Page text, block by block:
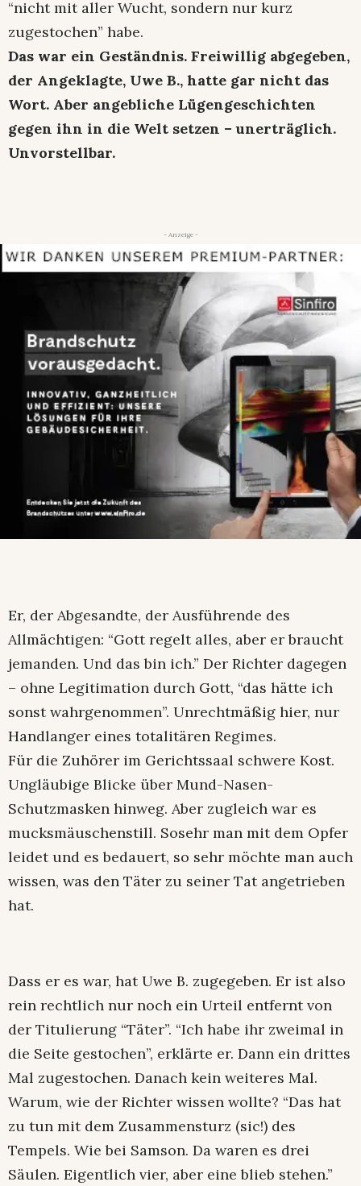
“nicht mit aller Wucht, sondern nur kurz
zugestochen” habe.
Das war ein Geständnis. Freiwillig abgegeben,
der Angeklagte, Uwe B., hatte gar nicht das
Wort. Aber angebliche Lügengeschichten
gegen ihn in die Welt setzen – unerträglich.
Unvorstellbar.
- Anzeige -
Er, der Abgesandte, der Ausführende des
Allmächtigen: “Gott regelt alles, aber er braucht
jemanden. Und das bin ich.” Der Richter dagegen
– ohne Legitimation durch Gott, “das hätte ich
sonst wahrgenommen”. Unrechtmäßig hier, nur
Handlanger eines totalitären Regimes.
Für die Zuhörer im Gerichtssaal schwere Kost.
Ungläubige Blicke über Mund-Nasen-
Schutzmasken hinweg. Aber zugleich war es
mucksmäuschenstill. Sosehr man mit dem Opfer
leidet und es bedauert, so sehr möchte man auch
wissen, was den Täter zu seiner Tat angetrieben
hat.
Dass er es war, hat Uwe B. zugegeben. Er ist also
rein rechtlich nur noch ein Urteil entfernt von
der Titulierung “Täter”. “Ich habe ihr zweimal in
die Seite gestochen”, erklärte er. Dann ein drittes
Mal zugestochen. Danach kein weiteres Mal.
Warum, wie der Richter wissen wollte? “Das hat
zu tun mit dem Zusammensturz (sic!) des
Tempels. Wie bei Samson. Da waren es drei
Säulen. Eigentlich vier, aber eine blieb stehen.”